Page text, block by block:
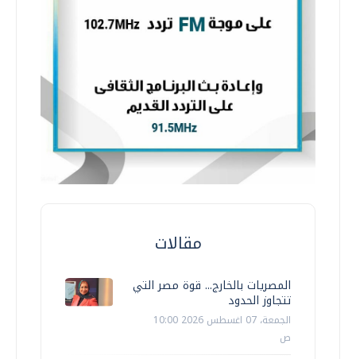
مقالات
المصريات بالخارج... قوة مصر التي
تتجاوز الحدود
الجمعة، 07 اغسطس 2026 10:00
ص